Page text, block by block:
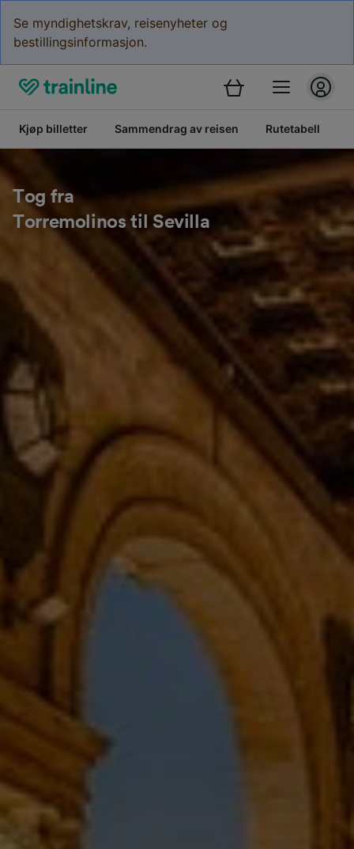
Se myndighetskrav, reisenyheter og
bestillingsinformasjon.
Kjøp billetter Sammendrag av reisen Rutetabell
Tog fra
Torremolinos til Sevilla